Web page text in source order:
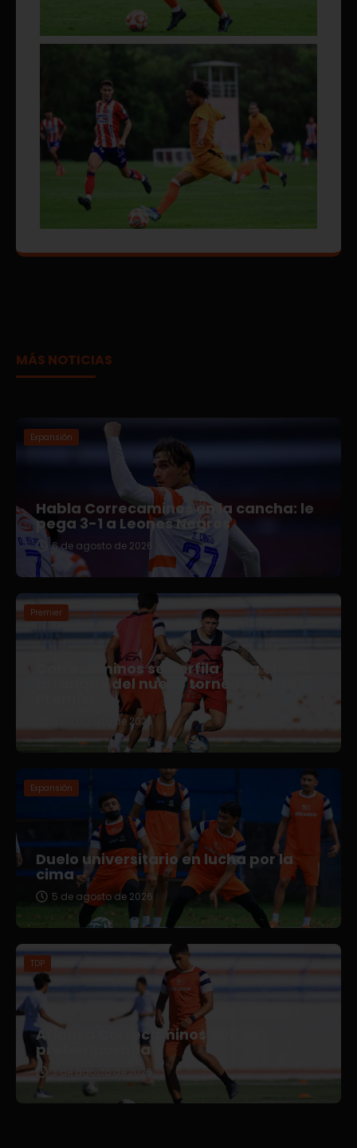
MÁS NOTICIAS
Expansión
Habla Correcaminos en la cancha: le
pega 3-1 a Leones Negros
6 de agosto de 2026
Premier
Correcaminos se perfila para el
arranque del nuevo torneo en Liga
5 de agosto de 2026
Expansión
Duelo universitario en lucha por la
cima
5 de agosto de 2026
TDP
Afianza Correcaminos TDP su
pretemporada
3 de agosto de 2026